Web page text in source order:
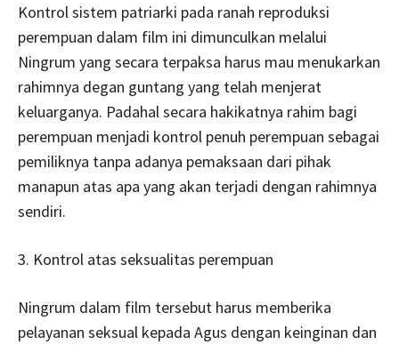
Kontrol sistem patriarki pada ranah reproduksi
perempuan dalam film ini dimunculkan melalui
Ningrum yang secara terpaksa harus mau menukarkan
rahimnya degan guntang yang telah menjerat
keluarganya. Padahal secara hakikatnya rahim bagi
perempuan menjadi kontrol penuh perempuan sebagai
pemiliknya tanpa adanya pemaksaan dari pihak
manapun atas apa yang akan terjadi dengan rahimnya
sendiri.
3. Kontrol atas seksualitas perempuan
Ningrum dalam film tersebut harus memberika
pelayanan seksual kepada Agus dengan keinginan dan